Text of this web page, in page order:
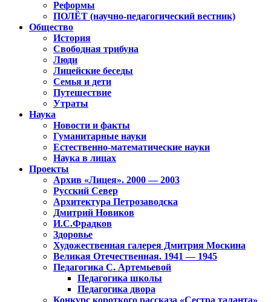
Реформы
ПОЛЁТ (научно-педагогический вестник)
Общество
История
Свободная трибуна
Люди
Лицейские беседы
Семья и дети
Путешествие
Утраты
Наука
Новости и факты
Гуманитарные науки
Естественно-математические науки
Наука в лицах
Проекты
Архив «Лицея». 2000 — 2003
Русский Север
Архитектура Петрозаводска
Дмитрий Новиков
И.С.Фрадков
Здоровье
Художественная галерея Дмитрия Москина
Великая Отечественная. 1941 — 1945
Педагогика С. Артемьевой
Педагогика школы
Педагогика двора